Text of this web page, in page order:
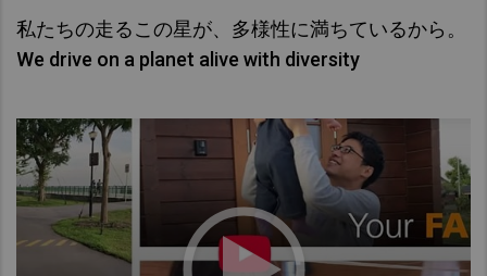
私たちの走るこの星が、多様性に満ちているから。
We drive on a planet alive with diversity